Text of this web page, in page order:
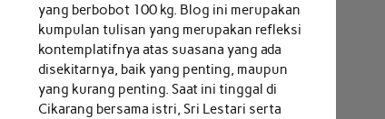
yang berbobot 100 kg. Blog ini merupakan
kumpulan tulisan yang merupakan refleksi
kontemplatifnya atas suasana yang ada
disekitarnya, baik yang penting, maupun
yang kurang penting. Saat ini tinggal di
Cikarang bersama istri, Sri Lestari serta